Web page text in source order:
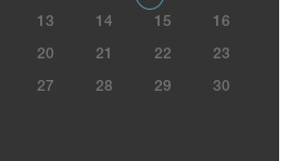
13 14 15 16
20 21 22 23
27 28 29 30